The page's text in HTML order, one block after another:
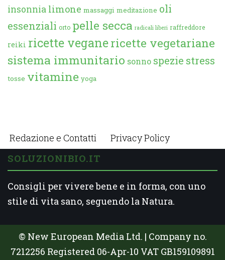
insonnia limone massaggi meditazione oli
essenziali orto pelle secca radicali liberi raffreddore
reiki ricette veganericette vegetariane
sistema immunitario sonno spezie stress
tosse vitamine yoga
Redazione e Contatti Privacy Policy
SOLUZIONIBIO.IT
Consigli per vivere bene e in forma, con uno
stile di vita sano, seguendo la Natura.
© New European Media Ltd. | Company no.
7212256 Registered 06-Apr-10 VAT GB159109891